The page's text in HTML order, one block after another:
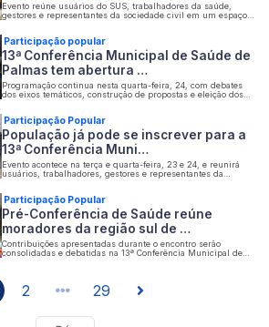
Evento reúne usuários do SUS, trabalhadores da saúde,
gestores e representantes da sociedade civil em um espaço
Participação popular
13ª Conferência Municipal de Saúde de
Palmas tem abertura …
Programação continua nesta quarta-feira, 24, com debates
dos eixos temáticos, construção de propostas e eleição dos
Participação Popular
População já pode se inscrever para a
13ª Conferência Muni…
Evento acontece na terça e quarta-feira, 23 e 24, e reunirá
usuários, trabalhadores, gestores e representantes da
Participação Popular
Pré-Conferência de Saúde reúne
moradores da região sul de …
Contribuições apresentadas durante o encontro serão
consolidadas e debatidas na 13ª Conferência Municipal de
2 29